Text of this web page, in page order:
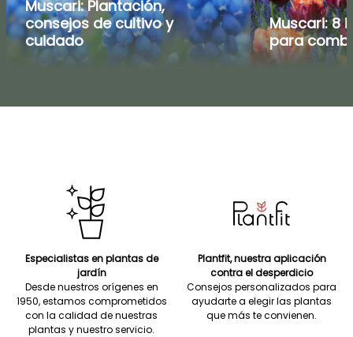
Muscari: Plantación,
consejos de cultivo y
cuidado
Muscari: 8
para
Especialistas en plantas de
jardín
Desde nuestros orígenes en
1950, estamos comprometidos
con la calidad de nuestras
plantas y nuestro servicio.
Plantfit, nuestra aplicación
contra el desperdicio
Consejos personalizados para
ayudarte a elegir las plantas
que más te convienen.